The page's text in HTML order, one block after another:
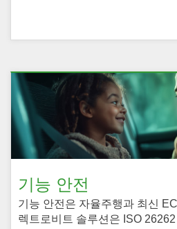
기능 안전
기능 안전은 자율주행과 최신
렉트로비트 솔루션은 ISO